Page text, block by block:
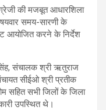
की मजबूत आधारशिला
समय-सारणी के
आयोजित करने के निर्देश
संचालक श्री ऋतुराज
सीईओ श्री प्रतीक
सहित सभी जिलों के जिला
उपस्थित थे।